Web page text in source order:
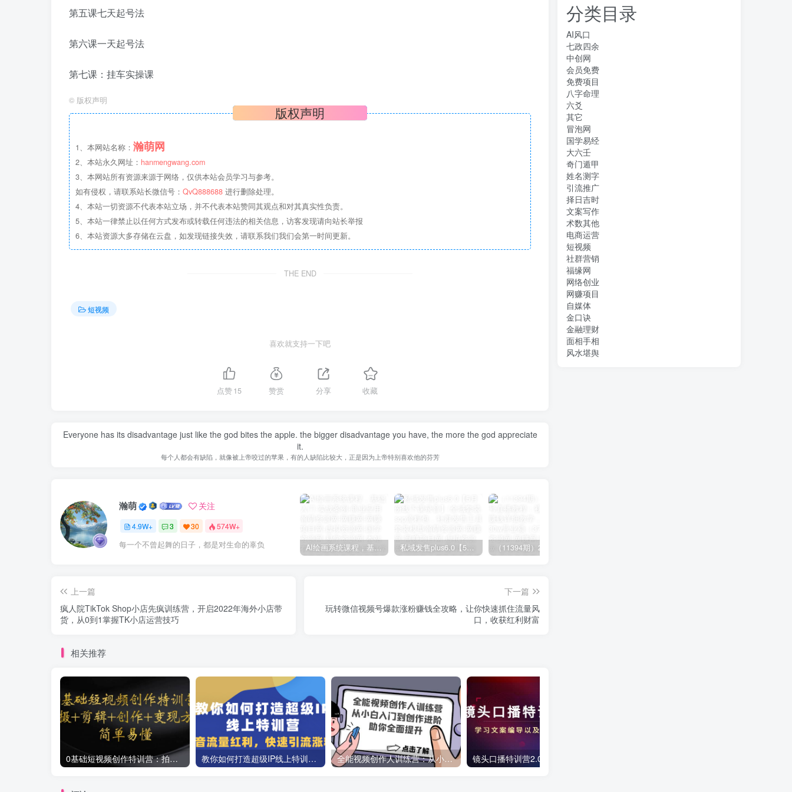
第五课七天起号法
第六课一天起号法
第七课：挂车实操课
© 版权声明
版权声明
1、本网站名称： 瀚萌网
2、本站永久网址： hanmengwang.com
3、本网站所有资源来源于网络，仅供本站会员学习与参考。
如有侵权，请联系站长微信号： QvQ888688 进行删除处理。
4、本站一切资源不代表本站立场，并不代表本站赞同其观点和对其真实性负责。
5、本站一律禁止以任何方式发布或转载任何违法的相关信息，访客发现请向站长举报
6、本站资源大多存储在云盘，如发现链接失效，请联系我们我们会第一时间更新。
THE END
短视频
喜欢就支持一下吧
点赞15 赞赏 分享 收藏
Everyone has its disadvantage just like the god bites the apple. the bigger disadvantage you have, the more the god appreciate
it.
每个人都会有缺陷，就像被上帝咬过的苹果，有的人缺陷比较大，正是因为上帝特别喜欢他的芬芳
瀚萌 关注
4.9W+ 3 30 574W+
每一个不曾起舞的日子，都是对生命的辜负 AI绘画系统课程，基础入门-实战案例-商业应用 私域发售plus6.0【5月份线下课录音】/全域套装sop流程包，社群发售工具套装模型
上一篇
疯人院TikTok Shop小店先疯训练营，开启2022年海外小店带
货，从0到1掌握TK小店运营技巧
下一篇
玩转微信视频号爆款涨粉赚钱全攻略，让你快速抓住流量风
口，收获红利财富
相关推荐
0基础短视频创作特训营：拍摄+剪辑+创作+变现方法 教你如何打造超级IP线上特训营，抖音流量红利新机遇 全能视频创作人训练营：从小白入门到创作进阶，助你全面提升
分类目录
AI风口
七政四余
中创网
会员免费
免费项目
八字命理
六爻
其它
冒泡网
国学易经
大六壬
奇门遁甲
姓名测字
引流推广
择日吉时
文案写作
术数其他
电商运营
短视频
社群营销
福缘网
网络创业
网赚项目
自媒体
金口诀
金融理财
面相手相
风水堪舆